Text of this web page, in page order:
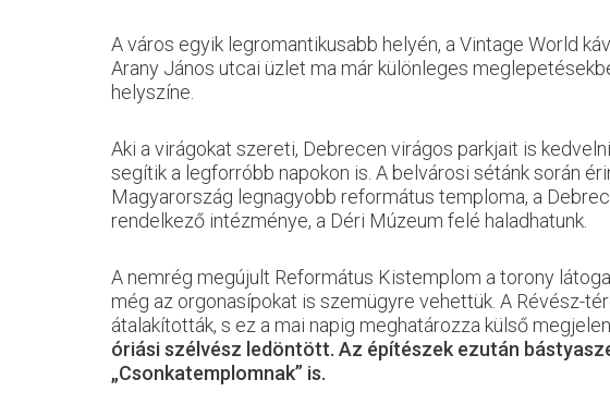
A város egyik legromantikusabb helyén, a Vintage World
Arany János utcai üzlet ma már különleges
helyszíne.
Aki a virágokat szereti, Debrecen virágos parkjait is
segítik a legforróbb napokon is. A belvárosi sétánk során
Magyarország legnagyobb református temploma, a
rendelkező intézménye, a Déri Múzeum felé haladhatunk.
A nemrég megújult Református Kistemplom a torony
még az orgonasípokat is szemügyre vehettük. A Révész-
átalakították, s ez a mai napig meghatározza külső
óriási szélvész ledöntött. Az építészek ezután
„Csonkatemplomnak” is.